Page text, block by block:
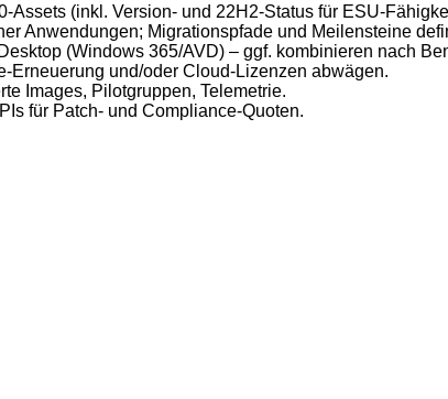
Assets (inkl. Version- und 22H2-Status für ESU-
Anwendungen; Migrationspfade und Meilensteine
(Windows 365/AVD) – ggf. kombinieren nach
Erneuerung und/oder Cloud-Lizenzen abwägen.
Images, Pilotgruppen, Telemetrie.
für Patch- und Compliance-Quoten.